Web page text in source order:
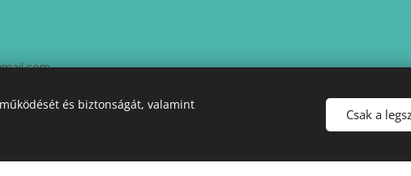
II. Program keretében az OFA Nonprofit Kft. támogatta. A
és biztonságát, valamint
Csak a